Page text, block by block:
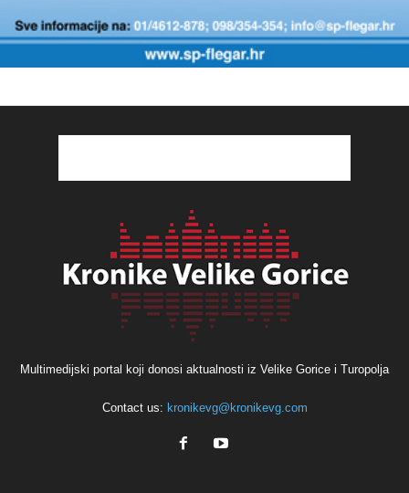
Multimedijski portal koji donosi aktualnosti iz Velike Gorice i Turopolja
Contact us: kronikevg@kronikevg.com